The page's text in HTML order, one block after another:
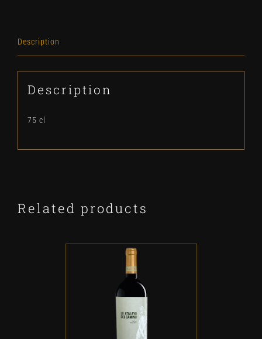
Description
Description
75 cl
Related products
ADD TO CART /